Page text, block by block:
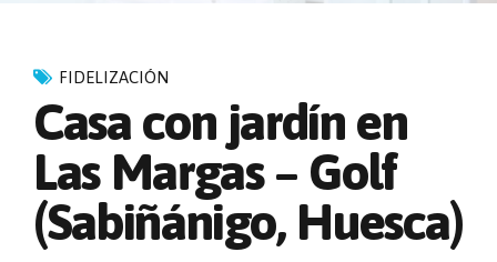
FIDELIZACIÓN
Casa con jardín en
Las Margas – Golf
(Sabiñánigo, Huesca)